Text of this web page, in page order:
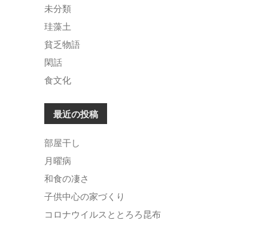
未分類
珪藻土
貧乏物語
閑話
食文化
最近の投稿
部屋干し
月曜病
和食の凄さ
子供中心の家づくり
コロナウイルスととろろ昆布